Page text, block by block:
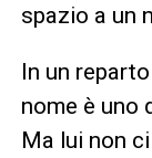
spazio a un
In un
nome è uno
Ma lui non